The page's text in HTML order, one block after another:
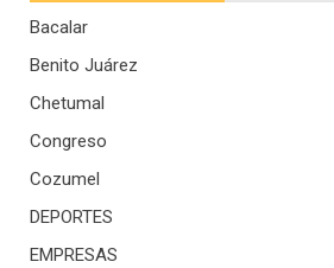
Bacalar
Benito Juárez
Chetumal
Congreso
Cozumel
DEPORTES
EMPRESAS